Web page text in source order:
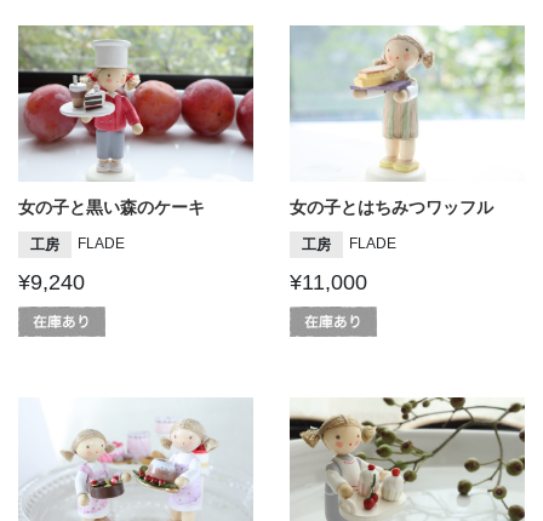
女の子と黒い森のケーキ
工房 FLADE
¥9,240
女の子とはちみつワッフル
工房 FLADE
¥11,000